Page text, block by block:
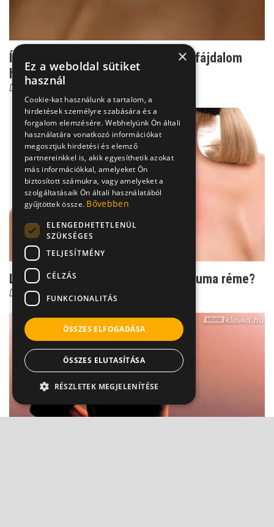
Így zajlik a krónikus ízületi és izomfájdalom
hatékony kezel...
Dr. Zolnay Péter
Legyünk résen: kiket fenyeget a reuma réme?
Dr. Zolnay Péter
×
Ez a weboldal sütiket
használ
Cookie-kat használunk a tartalom, a
hirdetések személyre szabására és a
forgalom elemzésére. Webhelyünk Ön általi
használatára vonatkozó információkat
megosztjuk hirdetési és elemző
partnereinkkel is, akik egyesíthetik azokat
más információkkal, amelyeket Ön
biztosított számukra, vagy amelyeket a
szolgáltatásaik Ön általi használatából
gyűjtöttek össze. Bővebben
ELENGEDHETETLENÜL
SZÜKSÉGES
TELJESÍTMÉNY
CÉLZÁS
FUNKCIONALITÁS
ÖSSZES ELFOGADÁSA
ÖSSZES ELUTASÍTÁSA
RÉSZLETEK MEGJELENÍTÉSE